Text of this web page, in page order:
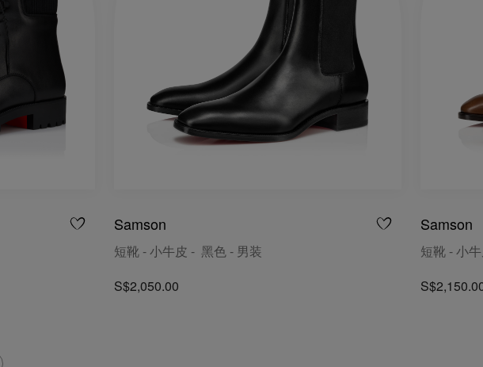
Samson
短靴 - 小牛皮 - 黑色 - 男装
S$2,050.00
Samson
短靴 - 小